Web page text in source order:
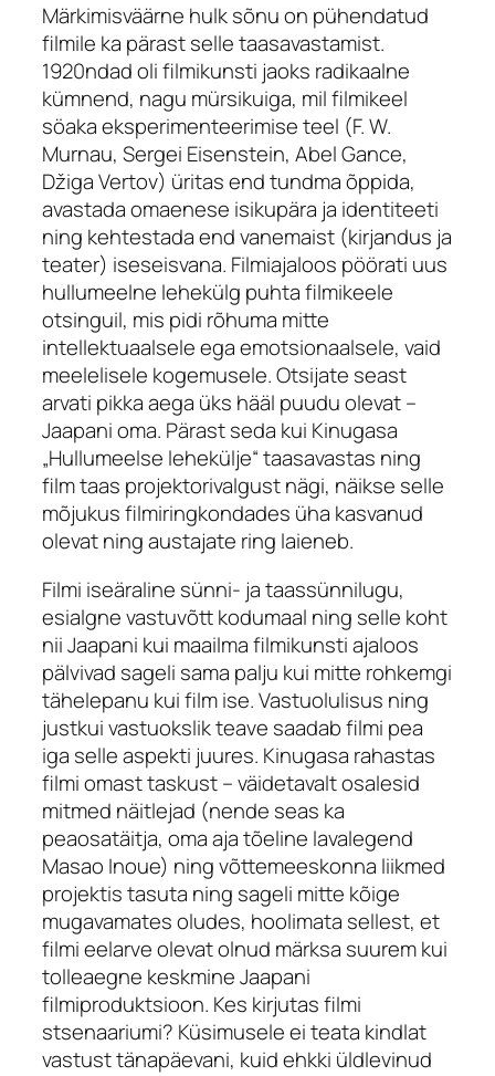
Märkimisväärne hulk sõnu on pühendatud
filmile ka pärast selle taasavastamist.
1920ndad oli filmikunsti jaoks radikaalne
kümnend, nagu mürsikuiga, mil filmikeel
söaka eksperimenteerimise teel (F. W.
Murnau, Sergei Eisenstein, Abel Gance,
Džiga Vertov) üritas end tundma õppida,
avastada omaenese isikupära ja identiteeti
ning kehtestada end vanemaist (kirjandus ja
teater) iseseisvana. Filmiajaloos pöörati uus
hullumeelne lehekülg puhta filmikeele
otsinguil, mis pidi rõhuma mitte
intellektuaalsele ega emotsionaalsele, vaid
meelelisele kogemusele. Otsijate seast
arvati pikka aega üks hääl puudu olevat –
Jaapani oma. Pärast seda kui Kinugasa
„Hullumeelse lehekülje“ taasavastas ning
film taas projektorivalgust nägi, näikse selle
mõjukus filmiringkondades üha kasvanud
olevat ning austajate ring laieneb.
Filmi iseäraline sünni- ja taassünnilugu,
esialgne vastuvõtt kodumaal ning selle koht
nii Jaapani kui maailma filmikunsti ajaloos
pälvivad sageli sama palju kui mitte rohkemgi
tähelepanu kui film ise. Vastuolulisus ning
justkui vastuokslik teave saadab filmi pea
iga selle aspekti juures. Kinugasa rahastas
filmi omast taskust – väidetavalt osalesid
mitmed näitlejad (nende seas ka
peaosatäitja, oma aja tõeline lavalegend
Masao Inoue) ning võttemeeskonna liikmed
projektis tasuta ning sageli mitte kõige
mugavamates oludes, hoolimata sellest, et
filmi eelarve olevat olnud märksa suurem kui
tolleaegne keskmine Jaapani
filmiproduktsioon. Kes kirjutas filmi
stsenaariumi? Küsimusele ei teata kindlat
vastust tänapäevani, kuid ehkki üldlevinud